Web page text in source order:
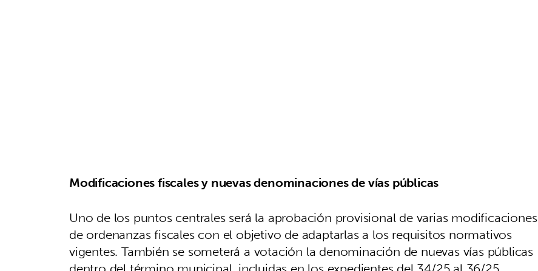
Modificaciones fiscales y nuevas denominaciones de vías públicas
Uno de los puntos centrales será la aprobación provisional de varias modificaciones
de ordenanzas fiscales con el objetivo de adaptarlas a los requisitos normativos
vigentes. También se someterá a votación la denominación de nuevas vías públicas